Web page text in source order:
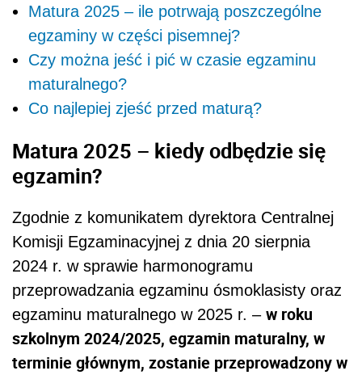
Matura 2025 – ile potrwają poszczególne
egzaminy w części pisemnej?
Czy można jeść i pić w czasie egzaminu
maturalnego?
Co najlepiej zjeść przed maturą?
Matura 2025 – kiedy odbędzie się
egzamin?
Zgodnie z komunikatem dyrektora Centralnej
Komisji Egzaminacyjnej z dnia 20 sierpnia
2024 r. w sprawie harmonogramu
przeprowadzania egzaminu ósmoklasisty oraz
egzaminu maturalnego w 2025 r. – w roku
szkolnym 2024/2025, egzamin maturalny, w
terminie głównym, zostanie przeprowadzony w